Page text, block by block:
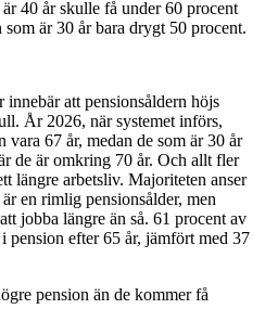
40 år skulle få under 60 procent
är 30 år bara drygt 50 procent.
att pensionsåldern höjs
År 2026, när systemet införs,
67 år, medan de som är 30 år
de är omkring 70 år. Och allt fler
längre arbetsliv. Majoriteten anser
en rimlig pensionsålder, men
jobba längre än så. 61 procent av
pension efter 65 år, jämfört med 37
pension än de kommer få